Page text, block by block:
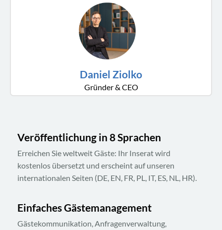
Daniel Ziolko
Gründer & CEO
Veröffentlichung in 8 Sprachen
Erreichen Sie weltweit Gäste: Ihr Inserat wird
kostenlos übersetzt und erscheint auf unseren
internationalen Seiten (DE, EN, FR, PL, IT, ES, NL, HR).
Einfaches Gästemanagement
Gästekommunikation, Anfragenverwaltung,